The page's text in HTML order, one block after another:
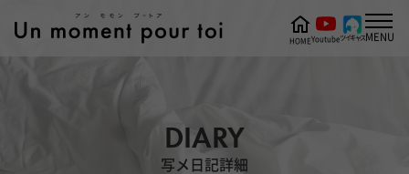
DIARY
写メ日記詳細
HOMEYoutubeツイキャスMENU